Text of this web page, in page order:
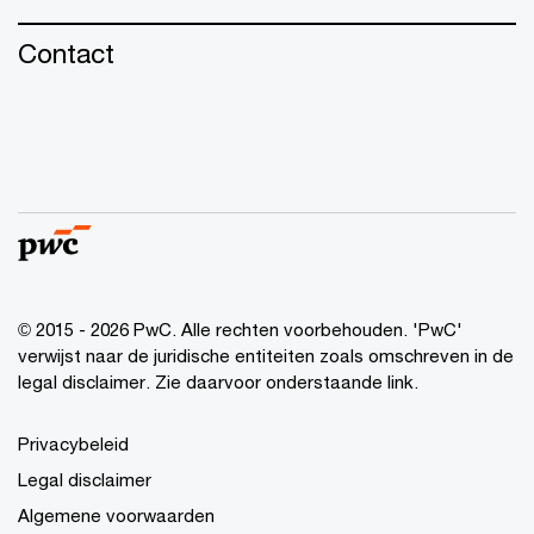
Contact
© 2015 - 2026 PwC. Alle rechten voorbehouden. 'PwC'
verwijst naar de juridische entiteiten zoals omschreven in de
legal disclaimer. Zie daarvoor onderstaande link.
Privacybeleid
Legal disclaimer
Algemene voorwaarden